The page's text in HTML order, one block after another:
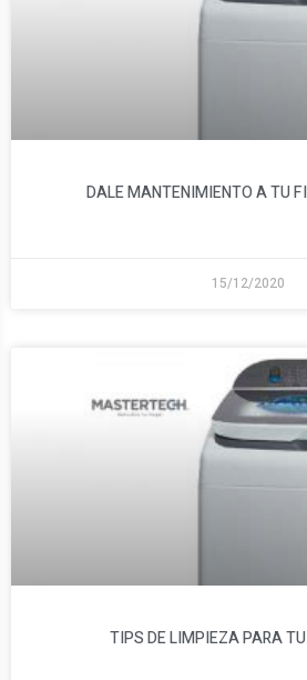
DALE MANTENIMIENTO A TU
15/12/2020
TIPS DE LIMPIEZA PARA